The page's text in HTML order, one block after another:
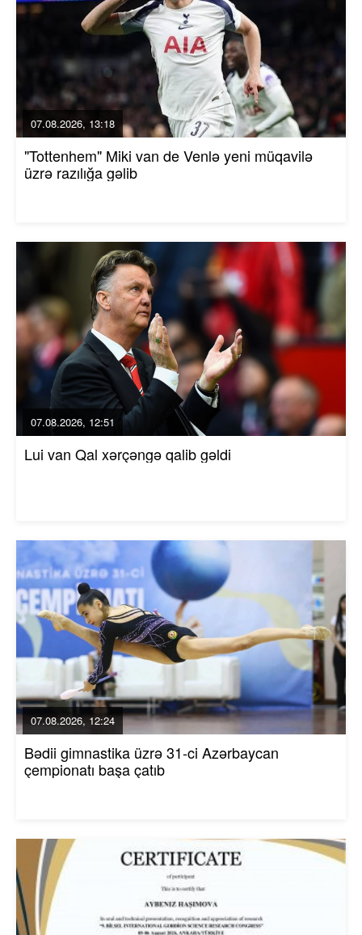
07.08.2026, 13:18
"Tottenhem" Miki van de Venlə yeni müqavilə
üzrə razılığa gəlib
07.08.2026, 12:51
Lui van Qal xərçəngə qalib gəldi
07.08.2026, 12:24
Bədii gimnastika üzrə 31-ci Azərbaycan
çempionatı başa çatıb